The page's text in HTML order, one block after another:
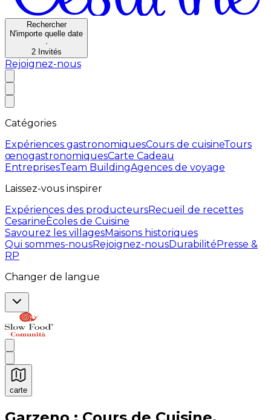
Rechercher
N'importe quelle date
·
2 Invités
Rejoignez-nous
Catégories
Expériences gastronomiquesCours de cuisineTours
œnogastronomiquesCarte Cadeau
EntreprisesTeam BuildingAgences de voyage
Laissez-vous inspirer
Expériences des producteursRecueil de recettes
CesarineÈcoles de Cuisine
Savourez les villagesMaisons historiques
Qui sommes-nousRejoignez-nousDurabilitéPresse &
RP
Changer de langue
carte
Expériences culinaires inoubliables : Expériences